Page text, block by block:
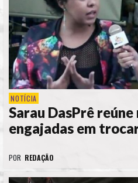
NOTÍCIA
Sarau DasPrê
engajadas em
POR REDAÇÃO